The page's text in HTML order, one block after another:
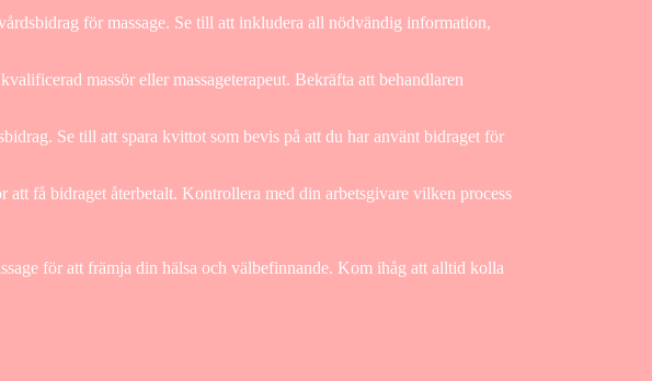
för massage. Se till att inkludera all nödvändig information,
massör eller massageterapeut. Bekräfta att behandlaren
Se till att spara kvittot som bevis på att du har använt bidraget för
få bidraget återbetalt. Kontrollera med din arbetsgivare vilken process
för att främja din hälsa och välbefinnande. Kom ihåg att alltid kolla